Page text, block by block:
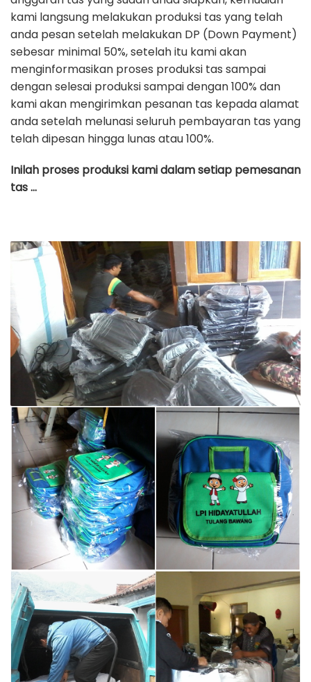
kami langsung melakukan produksi tas yang telah
anda pesan setelah melakukan DP (Down Payment)
sebesar minimal 50%, setelah itu kami akan
menginformasikan proses produksi tas sampai
dengan selesai produksi sampai dengan 100% dan
kami akan mengirimkan pesanan tas kepada alamat
anda setelah melunasi seluruh pembayaran tas yang
telah dipesan hingga lunas atau 100%.
Inilah proses produksi kami dalam setiap pemesanan
tas …